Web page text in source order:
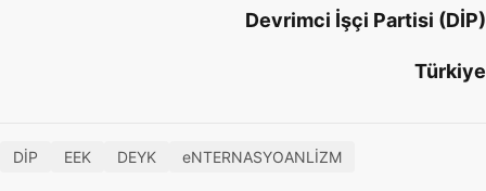
Devrimci İşçi Partisi (DİP)
Türkiye
DİP EEK DEYK eNTERNASYOANLİZM